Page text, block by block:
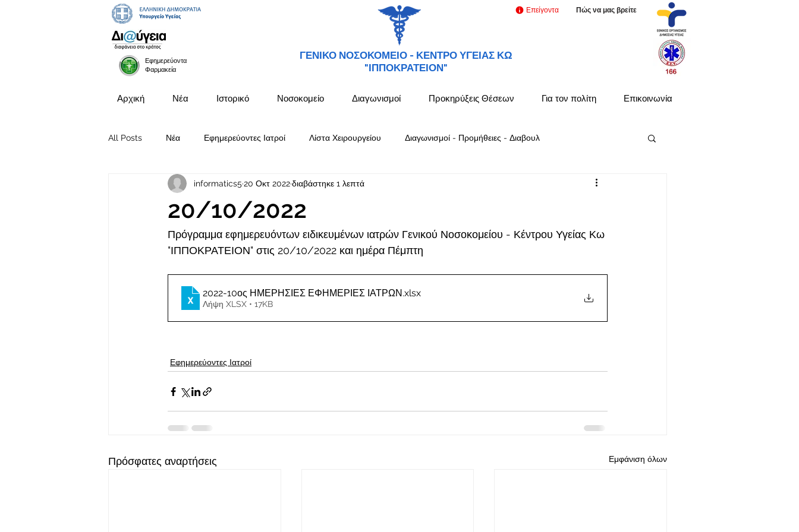
Εφημερεύοντα
Φαρμακεία
ΓΕΝΙΚΟ ΝΟΣΟΚΟΜΕΙΟ - ΚΕΝΤΡΟ ΥΓΕΙΑΣ ΚΩ
"ΙΠΠΟΚΡΑΤΕΙΟΝ"
Επείγοντα Πώς να μας βρείτε
Αρχική Νέα Ιστορικό Νοσοκομείο Διαγωνισμοί Προκηρύξεις Θέσεων Για τον πολίτη Επικοινωνία
All Posts Νέα Εφημερεύοντες Ιατροί Λίστα Χειρουργείου Διαγωνισμοί - Προμήθειες - Διαβουλ
Προκηρύξεις Θέσεων
20/10/2022
informatics5 20 Οκτ 2022διαβάστηκε 1 λεπτά
Πρόγραμμα εφημερευόντων ειδικευμένων ιατρών Γενικού Νοσοκομείου - Κέντρου Υγείας Κω
"ΙΠΠΟΚΡΑΤΕΙΟΝ" στις 20/10/2022 και ημέρα Πέμπτη
2022-10ος ΗΜΕΡΗΣΙΕΣ ΕΦΗΜΕΡΙΕΣ ΙΑΤΡΩΝ.xlsx
Λήψη XLSX • 17KB
Εφημερεύοντες Ιατροί
Πρόσφατες αναρτήσεις Εμφάνιση όλων